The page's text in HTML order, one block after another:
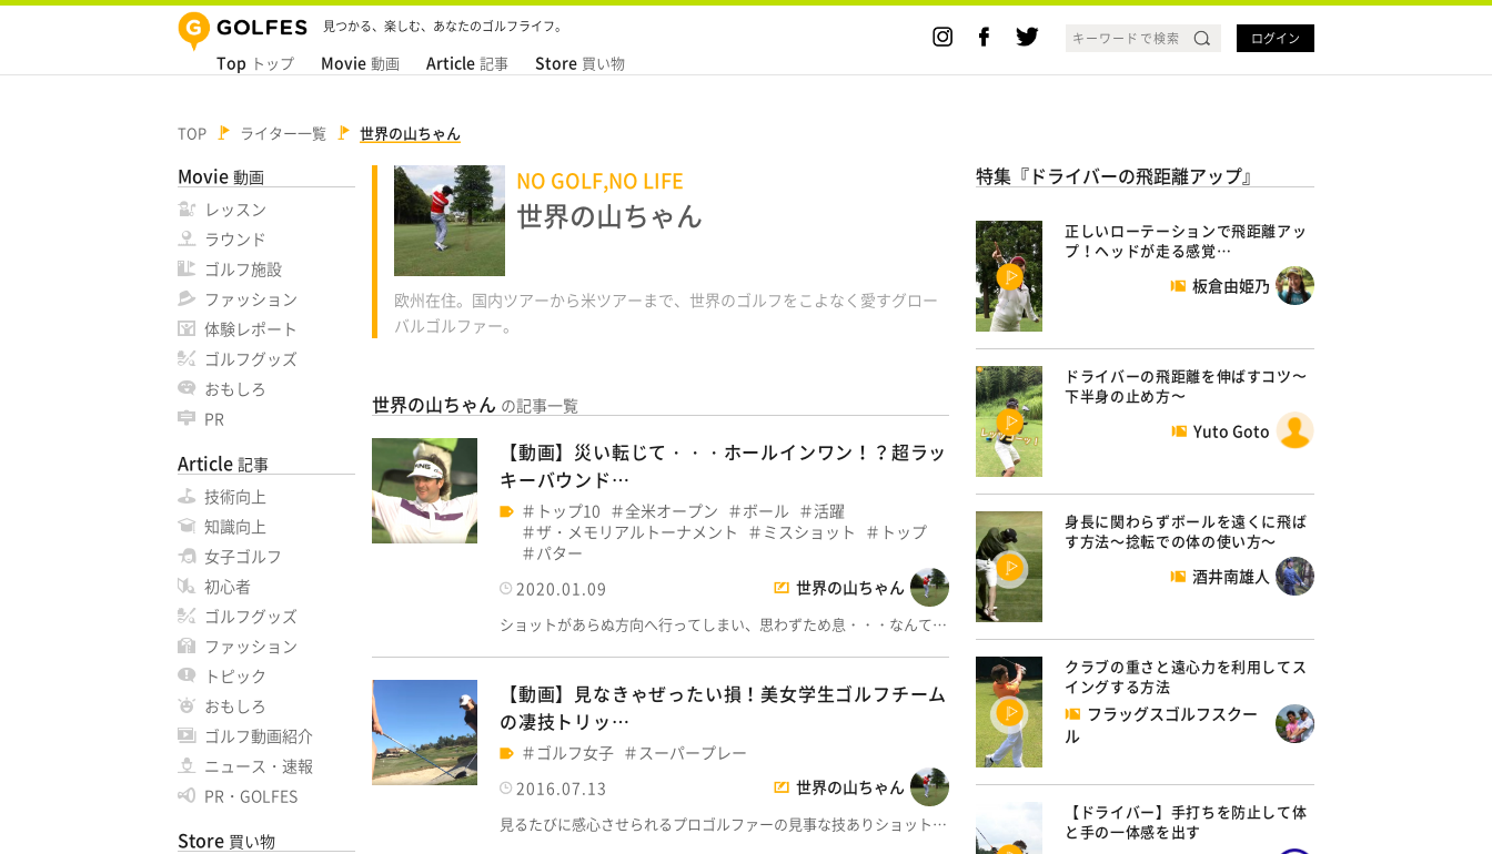
見つかる、楽しむ、あなたのゴルフライフ。
Top トップ Movie 動画 Article 記事 Store 買い物
ログイン
TOP ライター一覧 世界の山ちゃん
Movie 動画
レッスン
ラウンド
ゴルフ施設
ファッション
体験レポート
ゴルフグッズ
おもしろ
PR
Article 記事
技術向上
知識向上
女子ゴルフ
初心者
ゴルフグッズ
ファッション
トピック
おもしろ
ゴルフ動画紹介
ニュース・速報
PR・GOLFES
Store 買い物
NO GOLF,NO LIFE
世界の山ちゃん
欧州在住。国内ツアーから米ツアーまで、世界のゴルフをこよなく愛すグロー
バルゴルファー。
世界の山ちゃん の記事一覧
【動画】災い転じて・・・ホールインワン！？超ラッ
キーバウンド…
トップ10 全米オープン ボール
活躍
ザ・メモリアルトーナメント
ミスショット
トップ
パター
2020.01.09
世界の山ちゃん
ショットがあらぬ方向へ行ってしまい、思わずため息・・・なんて…
【動画】見なきゃぜったい損！美女学生ゴルフチーム
の凄技トリッ…
ゴルフ女子
スーパープレー
2016.07.13
世界の山ちゃん
見るたびに感心させられるプロゴルファーの見事な技ありショット…
特集『ドライバーの飛距離アップ』
正しいローテーションで飛距離アッ
プ！ヘッドが走る感覚…
板倉由姫乃
ドライバーの飛距離を伸ばすコツ〜
下半身の止め方〜
Yuto Goto
身長に関わらずボールを遠くに飛ば
す方法～捻転での体の使い方～
酒井南雄人
クラブの重さと遠心力を利用してス
イングする方法
フラッグスゴルフスクー
ル
【ドライバー】手打ちを防止して体
と手の一体感を出す